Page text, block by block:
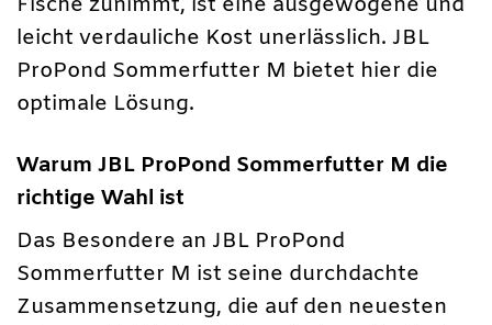
Fische zunimmt, ist eine ausgewogene und
leicht verdauliche Kost unerlässlich. JBL
ProPond Sommerfutter M bietet hier die
optimale Lösung.
Warum JBL ProPond Sommerfutter M die
richtige Wahl ist
Das Besondere an JBL ProPond
Sommerfutter M ist seine durchdachte
Zusammensetzung, die auf den neuesten